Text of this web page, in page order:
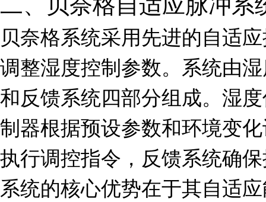
贝奈格系统采用先进的自适
调整湿度控制参数。系统由
和反馈系统四部分组成。湿
制器根据预设参数和环境变
执行调控指令，反馈系统确
系统的核心优势在于其自适